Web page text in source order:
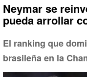
Neymar se
pueda arrollar
El ranking que
brasileña en la